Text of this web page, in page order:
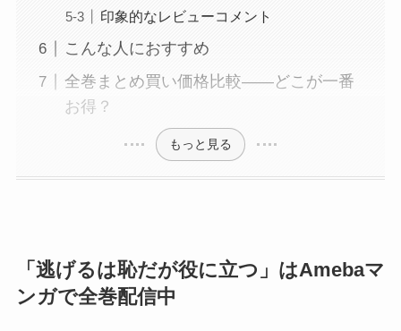
印象的なレビューコメント
こんな人におすすめ
全巻まとめ買い価格比較——どこが一番
お得？
もっと見る
「逃げるは恥だが役に立つ」はAmebaマ
ンガで全巻配信中